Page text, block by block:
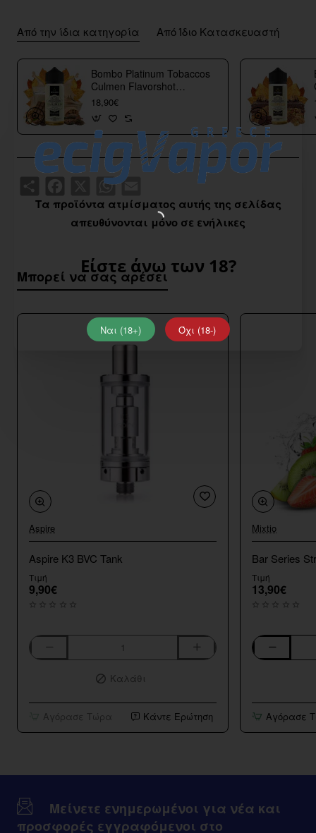
Τα προϊόντα ατμίσματος αυτής της σελίδας
απευθύνονται μόνο σε ενήλικες
Είστε άνω των 18?
Ναι (18+) Όχι (18-)
Από την ίδια κατηγορία Από Ίδιο Κατασκευαστή
Bombo Platinum Tobaccos
Culmen Flavorshot
40/120ml
18,90€
WhatsApp
Μπορεί να σας αρέσει
Aspire
Aspire K3 BVC Tank
Τιμή
9,90€
Aspire
Καλάθι
Αγόρασε Τώρα Κάντε Ερώτηση
Mixtio
Bar Series
Τιμή
13,90€
Bar
10ml/120ml
Αγόρασε
Μείνετε ενημερωμένοι για νέα και
προσφορές εγγραφόμενοι στο